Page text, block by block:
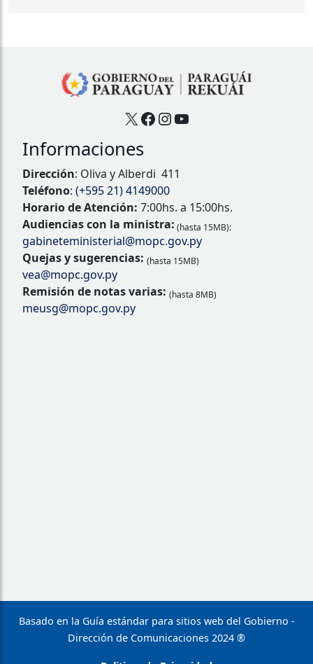
X Facebook
Instagram
YouTube
Informaciones
Dirección: Oliva y Alberdi 411
Teléfono: (+595 21) 4149000
Horario de Atención: 7:00hs. a 15:00hs.
Audiencias con la ministra: (hasta 15MB):
gabineteministerial@mopc.gov.py
Quejas y sugerencias: (hasta 15MB)
vea@mopc.gov.py
Remisión de notas varias: (hasta 8MB)
meusg@mopc.gov.py
Basado en la Guía estándar para sitios web del Gobierno -
Dirección de Comunicaciones 2024 ®